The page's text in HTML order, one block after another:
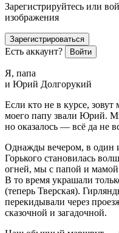
Зарегистрируйтесь или
изображения
Зарегистрироваться
Есть аккаунт? Войти
Я, папа
и Юрий Долгорукий
Если кто не в курсе,
моего папу звали Юрий.
но оказалось — всё да не
Однажды вечером, в один
Горького становилась
огней, мы с папой и
В то время украшали
(теперь Тверская).
перекидывали через
сказочной и загадочной.